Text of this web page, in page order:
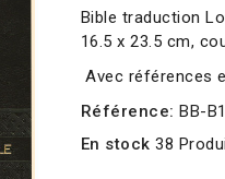
Bible traduction
16.5 x 23.5 cm,
Avec références
Référence: BB-
En stock 38